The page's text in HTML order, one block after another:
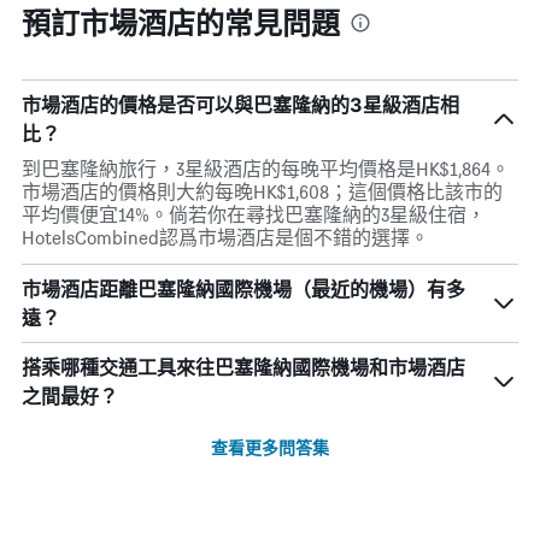
預訂市場酒店的常見問題
市場酒店的價格是否可以與巴塞隆納的3星級酒店相
比？
到巴塞隆納旅行，3星級酒店的每晚平均價格是HK$1,864。
市場酒店的價格則大約每晚HK$1,608；這個價格比該市的
平均價便宜14%。倘若你在尋找巴塞隆納的3星級住宿，
HotelsCombined認爲市場酒店是個不錯的選擇。
市場酒店距離巴塞隆納國際機場（最近的機場）有多
遠？
搭乘哪種交通工具來往巴塞隆納國際機場和市場酒店
之間最好？
查看更多問答集